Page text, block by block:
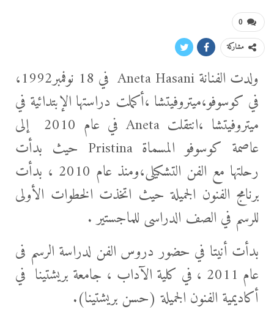
0
مشاركة
ولدت الفنانة Aneta Hasani في 18 نوفمبر1992،
في كوسوفو،ميتروفيتشا ،أكملت دراستها الإبتدائية في
ميتروفيتشا ،انتقلت Aneta في عام 2010 إلى
عاصمة كوسوفو المسماة Pristina حيث بدأت
رحلتها مع الفن التشكيلى،ومنذ عام 2010 ، بدأت
برنامج الفنون الجميلة حيث اتخذت الخطوات الأولى
للرسم في الصف الدراسى للماجستير .
بدأت أنيتا في حضوردروس الفن لدراسة الرسم فى
عام 2011 ، في كلية الآداب ، جامعة بريشتينا في
أكاديمية الفنون الجميلة (حسن بريشتينا).